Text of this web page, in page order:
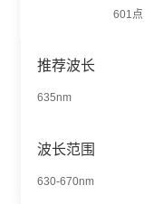
601点
推荐波长
635nm
波长范围
630-670nm